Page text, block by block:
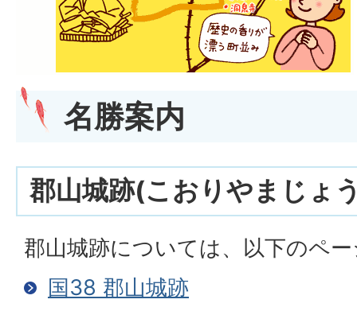
名勝案内
郡山城跡(こおりやまじょ
郡山城跡については、以下のペ
国38 郡山城跡